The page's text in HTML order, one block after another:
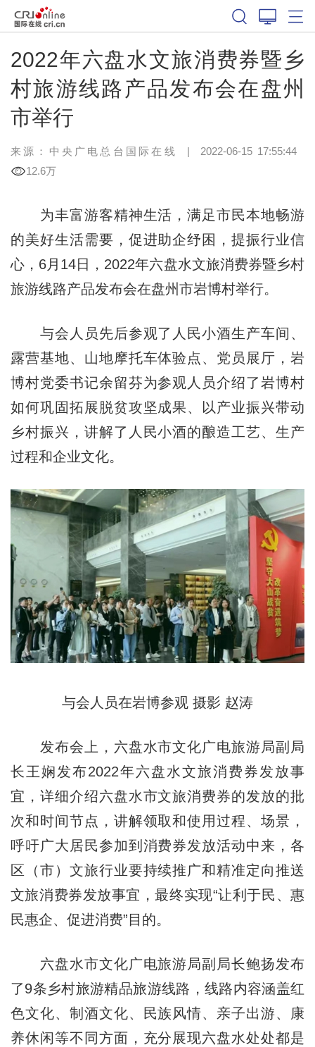
2022年六盘水文旅消费券暨乡
村旅游线路产品发布会在盘州
市举行
来源：中央广电总台国际在线 | 2022-06-15 17:55:44
12.6万
为丰富游客精神生活，满足市民本地畅游
的美好生活需要，促进助企纾困，提振行业信
心，6月14日，2022年六盘水文旅消费券暨乡村
旅游线路产品发布会在盘州市岩博村举行。
与会人员先后参观了人民小酒生产车间、
露营基地、山地摩托车体验点、党员展厅，岩
博村党委书记余留芬为参观人员介绍了岩博村
如何巩固拓展脱贫攻坚成果、以产业振兴带动
乡村振兴，讲解了人民小酒的酿造工艺、生产
过程和企业文化。
与会人员在岩博参观 摄影 赵涛
发布会上，六盘水市文化广电旅游局副局
长王娴发布2022年六盘水文旅消费券发放事
宜，详细介绍六盘水市文旅消费券的发放的批
次和时间节点，讲解领取和使用过程、场景，
呼吁广大居民参加到消费券发放活动中来，各
区（市）文旅行业要持续推广和精准定向推送
文旅消费券发放事宜，最终实现“让利于民、惠
民惠企、促进消费”目的。
六盘水市文化广电旅游局副局长鲍扬发布
了9条乡村旅游精品旅游线路，线路内容涵盖红
色文化、制酒文化、民族风情、亲子出游、康
养休闲等不同方面，充分展现六盘水处处都是